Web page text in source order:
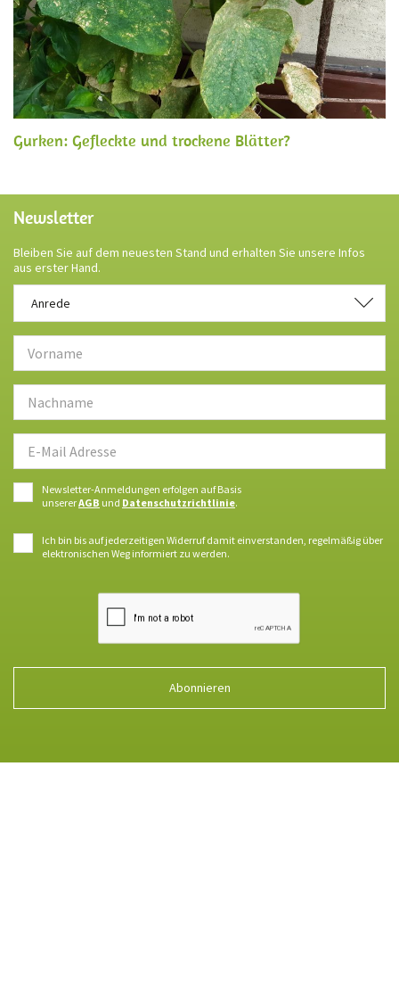
Gurken: Gefleckte und trockene Blätter?
Newsletter
Bleiben Sie auf dem neuesten Stand und erhalten Sie unsere Infos
aus erster Hand.
Anrede
Anrede
Newsletter-Anmeldungen erfolgen auf Basis
unsererAGB und Datenschutzrichtlinie.
Ich bin bis auf jederzeitigen Widerruf damit einverstanden, regelmäßig über
elektronischen Weg informiert zu werden.
Abonnieren